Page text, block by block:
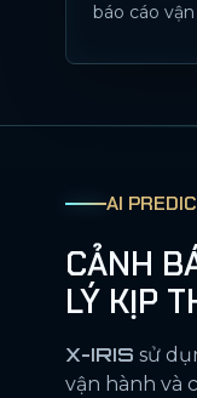
báo cáo
AI
CẢNH
LÝ KỊP
X-IRIS sử
vận hành và